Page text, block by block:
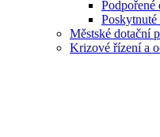
Městské dotační
Krizové řízení a